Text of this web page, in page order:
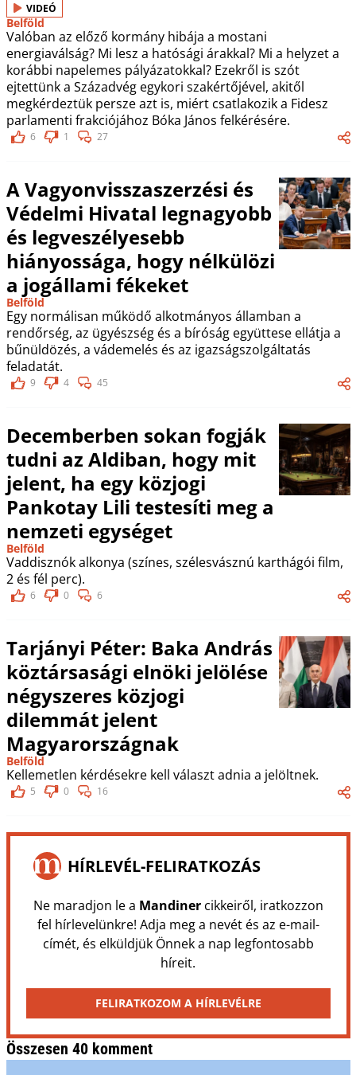
VIDEÓ
Belföld
Valóban az előző kormány hibája a mostani
energiaválság? Mi lesz a hatósági árakkal? Mi a helyzet a
korábbi napelemes pályázatokkal? Ezekről is szót
ejtettünk a Századvég egykori szakértőjével, akitől
megkérdeztük persze azt is, miért csatlakozik a Fidesz
parlamenti frakciójához Bóka János felkérésére.
6 1 27
A Vagyonvisszaszerzési és
Védelmi Hivatal legnagyobb
és legveszélyesebb
hiányossága, hogy nélkülözi
a jogállami fékeket
Belföld
Egy normálisan működő alkotmányos államban a
rendőrség, az ügyészség és a bíróság együttese ellátja a
bűnüldözés, a vádemelés és az igazságszolgáltatás
feladatát.
9 4 45
Decemberben sokan fogják
tudni az Aldiban, hogy mit
jelent, ha egy közjogi
Pankotay Lili testesíti meg a
nemzeti egységet
Belföld
Vaddisznók alkonya (színes, szélesvásznú karthágói film,
2 és fél perc).
6 0 6
Tarjányi Péter: Baka András
köztársasági elnöki jelölése
négyszeres közjogi
dilemmát jelent
Magyarországnak
Belföld
Kellemetlen kérdésekre kell választ adnia a jelöltnek.
5 0 16
HÍRLEVÉL-FELIRATKOZÁS
Ne maradjon le a Mandinercikkeiről, iratkozzon
fel hírlevelünkre! Adja meg a nevét és az e-mail-
címét, és elküldjük Önnek a nap legfontosabb
híreit.
FELIRATKOZOM A HÍRLEVÉLRE
Összesen 40 komment